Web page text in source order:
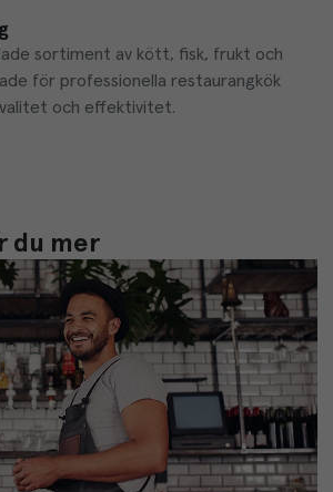
sortiment av kött, fisk, frukt och
för professionella restaurangkök
och effektivitet.
du mer